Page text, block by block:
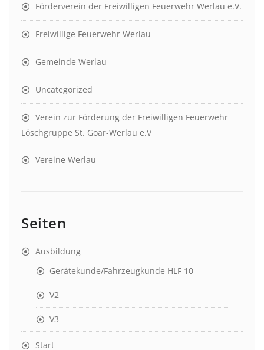
Förderverein der Freiwilligen Feuerwehr Werlau e.V.
Freiwillige Feuerwehr Werlau
Gemeinde Werlau
Uncategorized
Verein zur Förderung der Freiwilligen Feuerwehr
Löschgruppe St. Goar-Werlau e.V
Vereine Werlau
Seiten
Ausbildung
Gerätekunde/Fahrzeugkunde HLF 10
V2
V3
Start